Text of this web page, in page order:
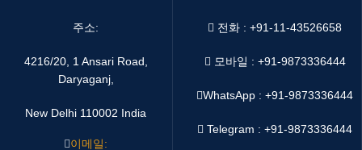
주소:
4216/20, 1 Ansari Road,
Daryaganj,
New Delhi 110002 India
이메일:
전화 : +91-11-43526658
모바일 : +91-9873336444
WhatsApp :+91-9873336444
Telegram : +91-9873336444